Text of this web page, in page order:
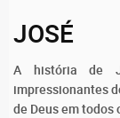
JOSÉ
A história de
impressionantes
de Deus em